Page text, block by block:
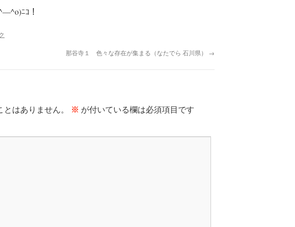
ﾆｺ！
那谷寺１ 色々な存在が集まる（なたでら 石川県） →
はありません。 ※ が付いている欄は必須項目です